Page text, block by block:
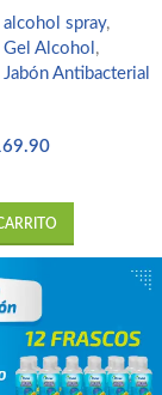
spray,
Alcohol ,
Antibacterial